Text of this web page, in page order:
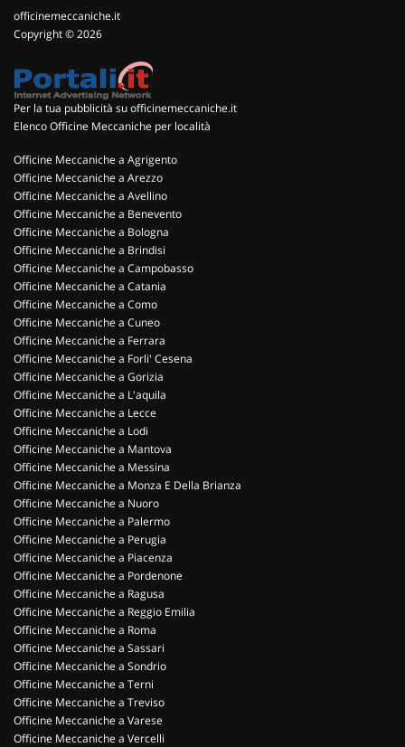
officinemeccaniche.it
Copyright © 2026
Per la tua pubblicità su officinemeccaniche.it
Elenco Officine Meccaniche per località
Officine Meccaniche a Agrigento
Officine Meccaniche a Arezzo
Officine Meccaniche a Avellino
Officine Meccaniche a Benevento
Officine Meccaniche a Bologna
Officine Meccaniche a Brindisi
Officine Meccaniche a Campobasso
Officine Meccaniche a Catania
Officine Meccaniche a Como
Officine Meccaniche a Cuneo
Officine Meccaniche a Ferrara
Officine Meccaniche a Forli' Cesena
Officine Meccaniche a Gorizia
Officine Meccaniche a L'aquila
Officine Meccaniche a Lecce
Officine Meccaniche a Lodi
Officine Meccaniche a Mantova
Officine Meccaniche a Messina
Officine Meccaniche a Monza E Della Brianza
Officine Meccaniche a Nuoro
Officine Meccaniche a Palermo
Officine Meccaniche a Perugia
Officine Meccaniche a Piacenza
Officine Meccaniche a Pordenone
Officine Meccaniche a Ragusa
Officine Meccaniche a Reggio Emilia
Officine Meccaniche a Roma
Officine Meccaniche a Sassari
Officine Meccaniche a Sondrio
Officine Meccaniche a Terni
Officine Meccaniche a Treviso
Officine Meccaniche a Varese
Officine Meccaniche a Vercelli